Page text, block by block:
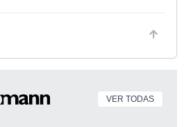
VER TODAS